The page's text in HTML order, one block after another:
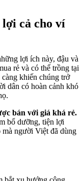
cả cho ví
lợi ích này, đậu và
rẻ và có thể trồng tại
khiến chúng trở
dân có hoàn cảnh khó
bán với giá khá rẻ.
bổ dưỡng, tiện lợi
người Việt đã dùng